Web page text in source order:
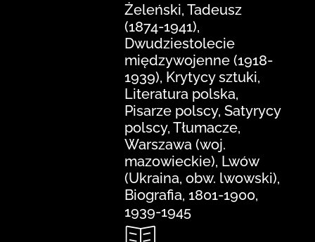
Żeleński, Tadeusz
(1874-1941),
Dwudziestolecie
międzywojenne (1918-
1939), Krytycy sztuki,
Literatura polska,
Pisarze polscy, Satyrycy
polscy, Tłumacze,
Warszawa (woj.
mazowieckie), Lwów
(Ukraina, obw. lwowski),
Biografia, 1801-1900,
1939-1945